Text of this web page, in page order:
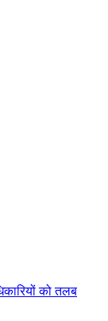
को तलब